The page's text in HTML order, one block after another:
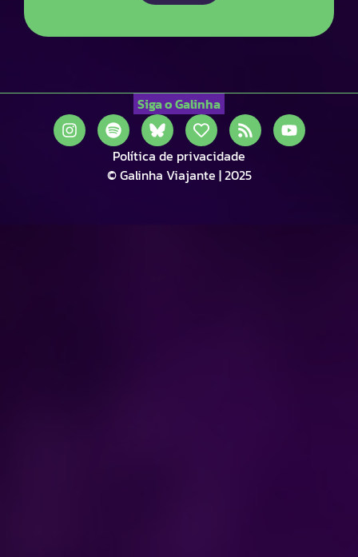
Siga o Galinha
Política de privacidade
© Galinha Viajante | 2025